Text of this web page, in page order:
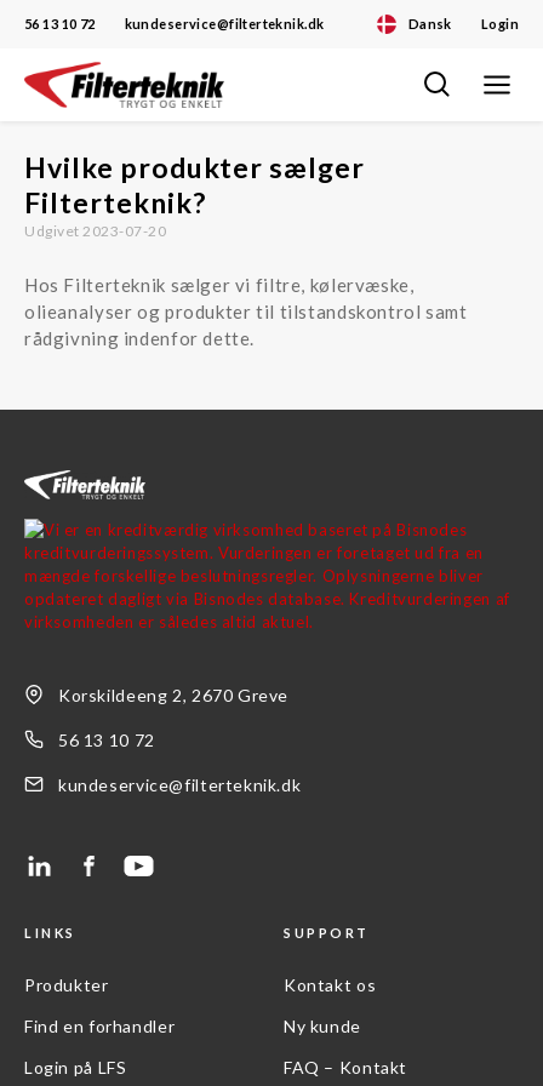
Dansk Login
56 13 10 72 kundeservice@filterteknik.dk
Skip
content
Toggle
Hvilke produkter sælger
Filterteknik?
Udgivet 2023-07-20
Hos Filterteknik sælger vi filtre, kølervæske,
olieanalyser og produkter til tilstandskontrol samt
rådgivning indenfor dette.
Korskildeeng 2, 2670 Greve
56 13 10 72
kundeservice@filterteknik.dk
LINKS
Produkter
Find en forhandler
Login på LFS
SUPPORT
Kontakt os
Ny kunde
FAQ – Kontakt